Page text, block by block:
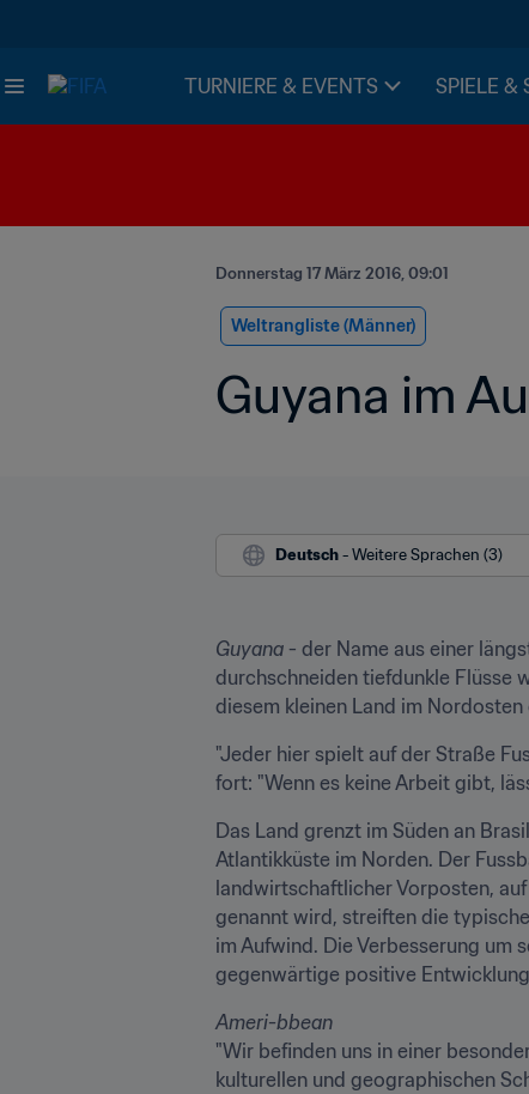
TURNIERE & EVENTS SPIELE &
Donnerstag 17 März 2016, 09:01
Weltrangliste (Männer)
Guyana im
Deutsch - Weitere Sprachen (3)
Guyana - der Name aus einer
durchschneiden tiefdunkle Flüsse
diesem kleinen Land im
"Jeder hier spielt auf der Straße
fort: "Wenn es keine Arbeit gibt,
Das Land grenzt im Süden an
Atlantikküste im Norden. Der
landwirtschaftlicher Vorposten,
genannt wird, streiften die
im Aufwind. Die Verbesserung um
gegenwärtige positive
Ameri-bbean
"Wir befinden uns in einer
kulturellen und geographischen